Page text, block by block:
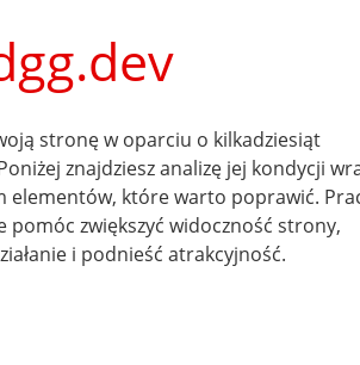
stronę w oparciu o kilkadziesiąt
znajdziesz analizę jej kondycji
elementów, które warto poprawić.
pomóc zwiększyć widoczność strony,
i podnieść atrakcyjność.